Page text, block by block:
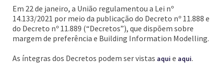
Em 22 de janeiro, a União regulamentou a Lei nº
14.133/2021 por meio da publicação do Decreto nº 11.888 e
do Decreto nº 11.889 (“Decretos”), que dispõem sobre
margem de preferência e Building Information Modelling.
As íntegras dos Decretos podem ser vistas aqui e aqui.